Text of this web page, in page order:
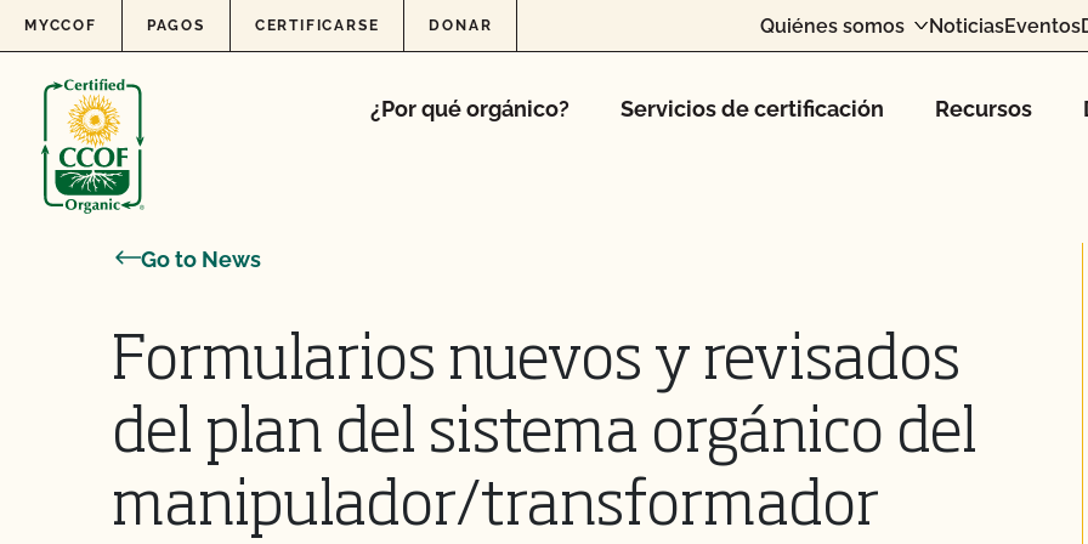
Skip to content
MYCCOF PAGOS CERTIFICARSE DONAR Quiénes somos NoticiasEventos
¿Por qué orgánico? Servicios de certificación Recursos
Go to News
Formularios nuevos y revisados
del plan del sistema orgánico del
manipulador/transformador